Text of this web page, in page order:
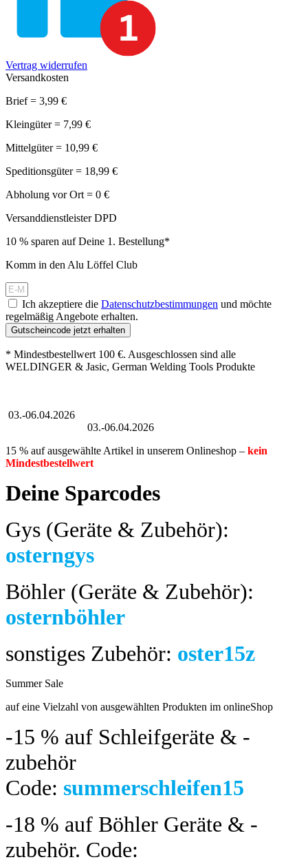
Vertrag widerrufen
Versandkosten
Brief = 3,99 €
Kleingüter = 7,99 €
Mittelgüter = 10,99 €
Speditionsgüter = 18,99 €
Abholung vor Ort = 0 €
Versanddienstleister DPD
10 % sparen auf Deine 1. Bestellung*
Komm in den Alu Löffel Club
Ich akzeptiere die Datenschutzbestimmungen und möchte
regelmäßig Angebote erhalten.
Gutscheincode jetzt erhalten
* Mindestbestellwert 100 €. Ausgeschlossen sind alle
WELDINGER & Jasic, German Welding Tools Produkte
03.-06.04.2026
03.-06.04.2026
15 % auf ausgewählte Artikel in unserem Onlineshop – kein
Mindestbestellwert
Deine Sparcodes
Gys (Geräte & Zubehör):
osterngys
Böhler (Geräte & Zubehör):
osternböhler
sonstiges Zubehör: oster15z
Summer Sale
auf eine Vielzahl von ausgewählten Produkten im onlineShop
-15 % auf Schleifgeräte & -
zubehör
Code: summerschleifen15
-18 % auf Böhler Geräte & -
zubehör. Code: